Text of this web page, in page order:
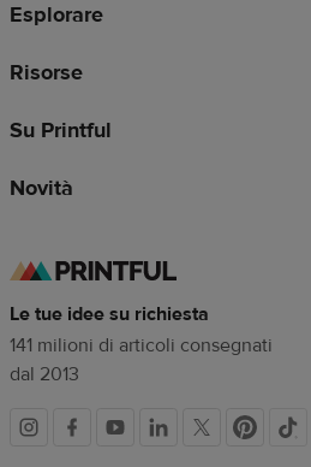
pagina
Esplorare
Risorse
Su Printful
Novità
Le tue idee su richiesta
141 milioni di articoli consegnati
dal 2013
Link